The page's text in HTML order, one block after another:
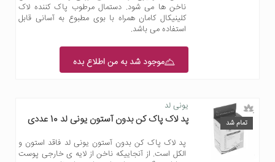
ناخن ها می شود. دستمال مرطوب پاک کننده لاک
کلینیکال کامان همراه با بوی مطبوع به آسانی قابل
استفاده می باشد.
موجود شد به من اطلاع بده
تمام شد
یونی لد
پد لاک پاک کن بدون آستون یونی لد 10 عددی
پد لاک پاک کن بدون آستون یونی لد فاقد استون و
الکل است. از آنجاییکه ناخن از لایه ی خارجی پوست